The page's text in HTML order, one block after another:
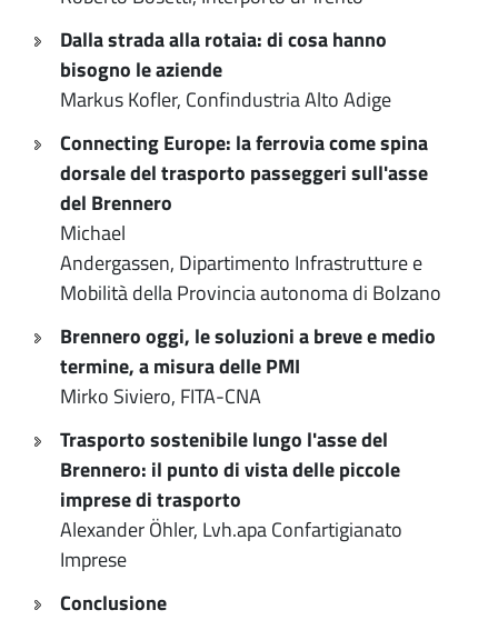
Dalla strada alla rotaia: di cosa hanno
bisogno le aziende
Markus Kofler, Confindustria Alto Adige
Connecting Europe: la ferrovia come spina
dorsale del trasporto passeggeri sull'asse
del Brennero
Michael
Andergassen, Dipartimento Infrastrutture e
Mobilità della Provincia autonoma di Bolzano
Brennero oggi, le soluzioni a breve e medio
termine, a misura delle PMI
Mirko Siviero, FITA-CNA
Trasporto sostenibile lungo l'asse del
Brennero: il punto di vista delle piccole
imprese di trasporto
Alexander Öhler, Lvh.apa Confartigianato
Imprese
Conclusione